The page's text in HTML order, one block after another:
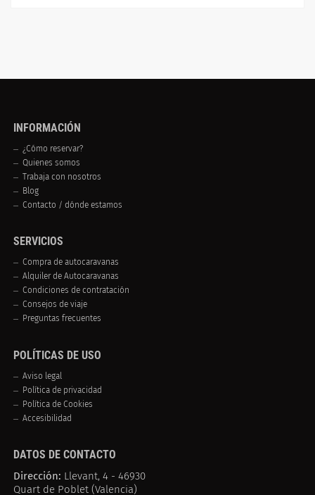
INFORMACIÓN
¿Cómo reservar?
Quienes somos
Trabaja con nosotros
Blog
Contacto / dónde estamos
SERVICIOS
Compra de autocaravanas
Alquiler de Autocaravanas
Condiciones de contratación
Consejos de viaje
Preguntas frecuentes
POLÍTICAS DE USO
Aviso legal
Política de privacidad
Política de Cookies
Accesibilidad
DATOS DE CONTACTO
Dirección: Llevant, 4 - 46930
Quart de Poblet (Valencia)